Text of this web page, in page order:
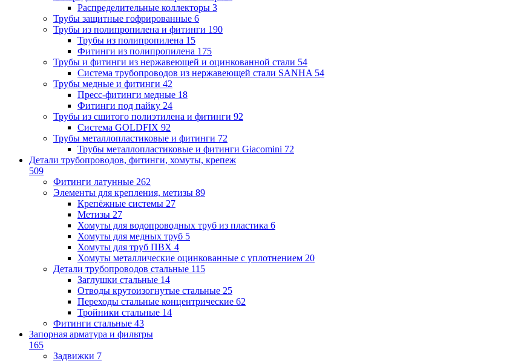
Распределительные коллекторы 3
Трубы защитные гофрированные 6
Трубы из полипропилена и фитинги 190
Трубы из полипропилена 15
Фитинги из полипропилена 175
Трубы и фитинги из нержавеющей и оцинкованной стали 54
Система трубопроводов из нержавеющей стали SANHA 54
Трубы медные и фитинги 42
Пресс-фитинги медные 18
Фитинги под пайку 24
Трубы из сшитого полиэтилена и фитинги 92
Система GOLDFIX 92
Трубы металлопластиковые и фитинги 72
Трубы металлопластиковые и фитинги Giacomini 72
Детали трубопроводов, фитинги, хомуты, крепеж
509
Фитинги латунные 262
Элементы для крепления, метизы 89
Крепёжные системы 27
Метизы 27
Хомуты для водопроводных труб из пластика 6
Хомуты для медных труб 5
Хомуты для труб ПВХ 4
Хомуты металлические оцинкованные с уплотнением 20
Детали трубопроводов стальные 115
Заглушки стальные 14
Отводы крутоизогнутые стальные 25
Переходы стальные концентрические 62
Тройники стальные 14
Фитинги стальные 43
Запорная арматура и фильтры
165
Задвижки 7